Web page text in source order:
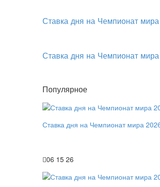
Ставка дня на Чемпионат
Ставка дня на Чемпионат
Популярное
Ставка дня на Чемпионат мира
06 15 26